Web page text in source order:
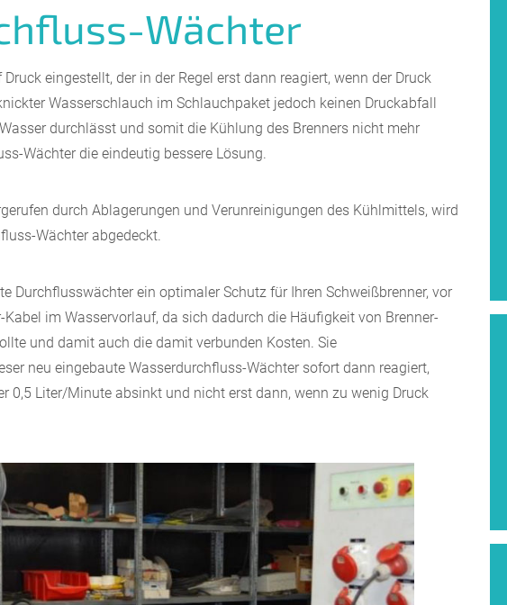
Wächter
eingestellt, der in der Regel erst dann reagiert, wenn der Druck
Wasserschlauch im Schlauchpaket jedoch keinen Druckabfall
durchlässt und somit die Kühlung des Brenners nicht mehr
Wächter die eindeutig bessere Lösung.
durch Ablagerungen und Verunreinigungen des Kühlmittels, wird
Wächter abgedeckt.
Durchflusswächter ein optimaler Schutz für Ihren Schweißbrenner, vor
im Wasservorlauf, da sich dadurch die Häufigkeit von Brenner-
und damit auch die damit verbunden Kosten. Sie
neu eingebaute Wasserdurchfluss-Wächter sofort dann reagiert,
0,5 Liter/Minute absinkt und nicht erst dann, wenn zu wenig Druck